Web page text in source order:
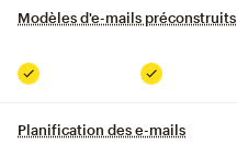
Modèles d'e-mails préconstruits
Inclus Inclus
Planification des e-mails